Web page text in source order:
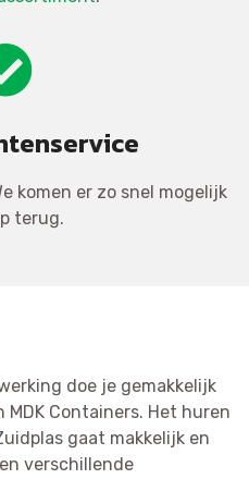
komen er zo snel mogelijk
terug.
doe je gemakkelijk
Containers. Het huren
gaat makkelijk en
verschillende